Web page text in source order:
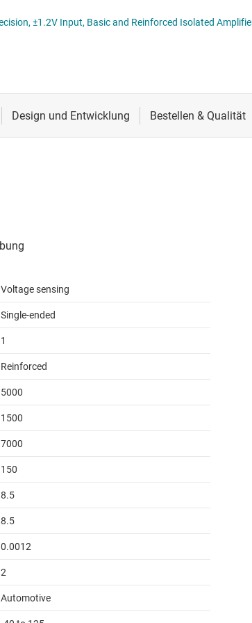
Voltage sensing
Single-ended
1
Reinforced
5000
1500
7000
150
8.5
8.5
0.0012
2
Automotive